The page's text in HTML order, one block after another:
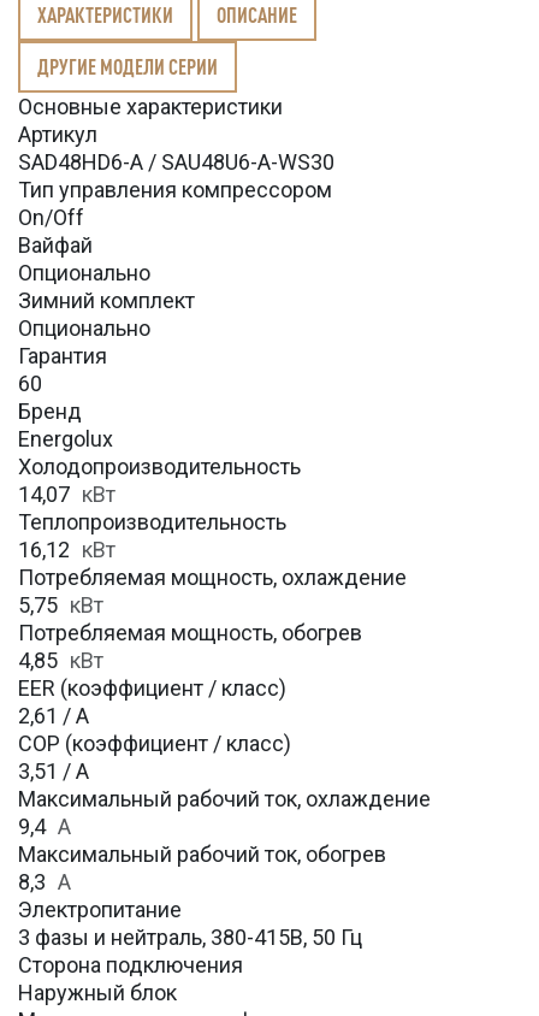
ХАРАКТЕРИСТИКИ ОПИСАНИЕ
ДРУГИЕ МОДЕЛИ СЕРИИ
Основные характеристики
Артикул
SAD48HD6-A / SAU48U6-A-WS30
Тип управления компрессором
On/Off
Вайфай
Опционально
Зимний комплект
Опционально
Гарантия
60
Бренд
Energolux
Холодопроизводительность
14,07 кВт
Теплопроизводительность
16,12 кВт
Потребляемая мощность, охлаждение
5,75 кВт
Потребляемая мощность, обогрев
4,85 кВт
EER (коэффициент / класс)
2,61 / A
COP (коэффициент / класс)
3,51 / A
Максимальный рабочий ток, охлаждение
9,4 A
Максимальный рабочий ток, обогрев
8,3 А
Электропитание
3 фазы и нейтраль, 380-415В, 50 Гц
Сторона подключения
Наружный блок